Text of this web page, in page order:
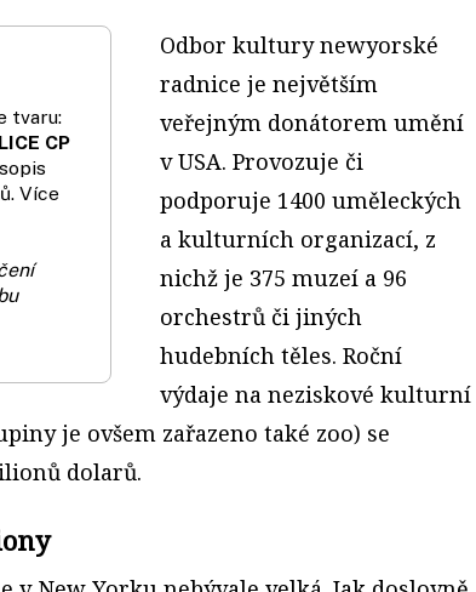
tvaru:
CP
Více
Odbor kultury newyorské
radnice je největším
veřejným donátorem umění
v USA. Provozuje či
podporuje 1400 uměleckých
a kulturních organizací, z
nichž je 375 muzeí a 96
orchestrů či jiných
hudebních těles. Roční
výdaje na neziskové kulturní
je ovšem zařazeno také zoo) se
dolarů.